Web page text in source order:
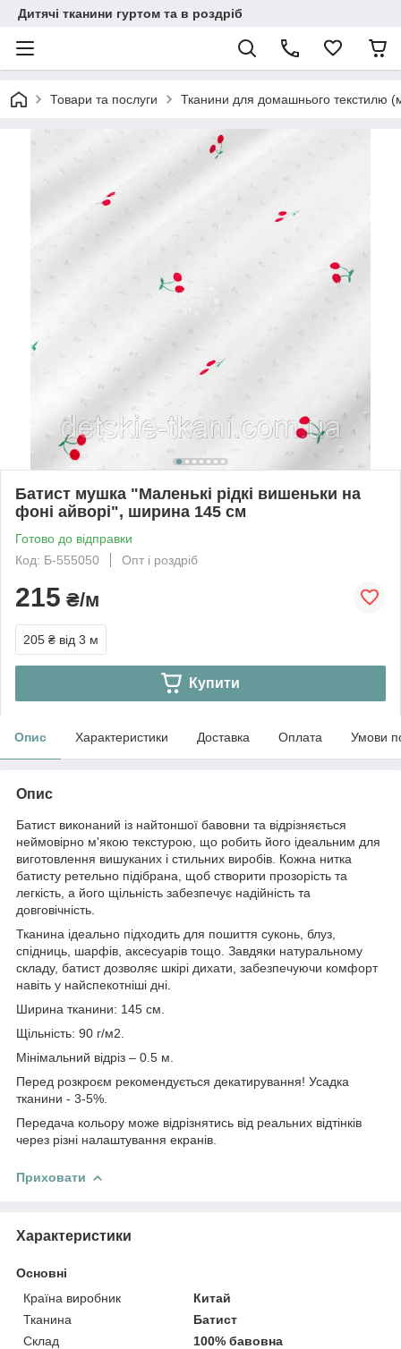
Дитячі тканини гуртом та в роздріб
Товари та послуги Тканини для домашнього текстилю
Батист мушка "Маленькі рідкі вишеньки на
фоні айворі", ширина 145 см
Готово до відправки
Код: Б-555050
Опт і роздріб
215 ₴/м
205 ₴ від 3 м
Купити
Опис Характеристики Доставка Оплата Умови
Опис
Батист виконаний із найтоншої бавовни та відрізняється
неймовірно м'якою текстурою, що робить його ідеальним для
виготовлення вишуканих і стильних виробів. Кожна нитка
батисту ретельно підібрана, щоб створити прозорість та
легкість, а його щільність забезпечує надійність та
довговічність.
Тканина ідеально підходить для пошиття суконь, блуз,
спідниць, шарфів, аксесуарів тощо. Завдяки натуральному
складу, батист дозволяє шкірі дихати, забезпечуючи комфорт
навіть у найспекотніші дні.
Ширина тканини: 145 см.
Щільність: 90 г/м2.
Мінімальний відріз – 0.5 м.
Перед розкроєм рекомендується декатирування! Усадка
тканини - 3-5%.
Передача кольору може відрізнятись від реальних відтінків
через різні налаштування екранів.
Приховати
Характеристики
Основні
Країна виробник
Китай
Тканина
Батист
Склад
100% бавовна